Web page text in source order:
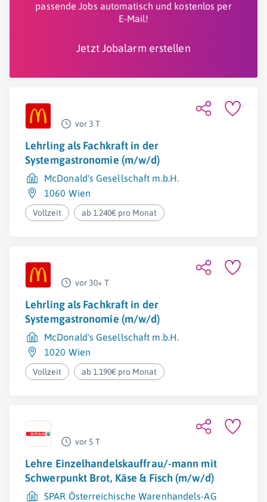
passende Jobs automatisch und kostenlos per
E-Mail!
Jetzt Jobalarm erstellen
vor 3 T
Lehrling als Fachkraft in der
Systemgastronomie (m/w/d)
McDonald's Gesellschaft m.b.H.
1060 Wien
Vollzeit ab 1.240€ pro Monat
vor 30+ T
Lehrling als Fachkraft in der
Systemgastronomie (m/w/d)
McDonald's Gesellschaft m.b.H.
1020 Wien
Vollzeit ab 1.190€ pro Monat
vor 5 T
Lehre Einzelhandelskauffrau/-mann mit
Schwerpunkt Brot, Käse & Fisch (m/w/d)
SPAR Österreichische Warenhandels-AG